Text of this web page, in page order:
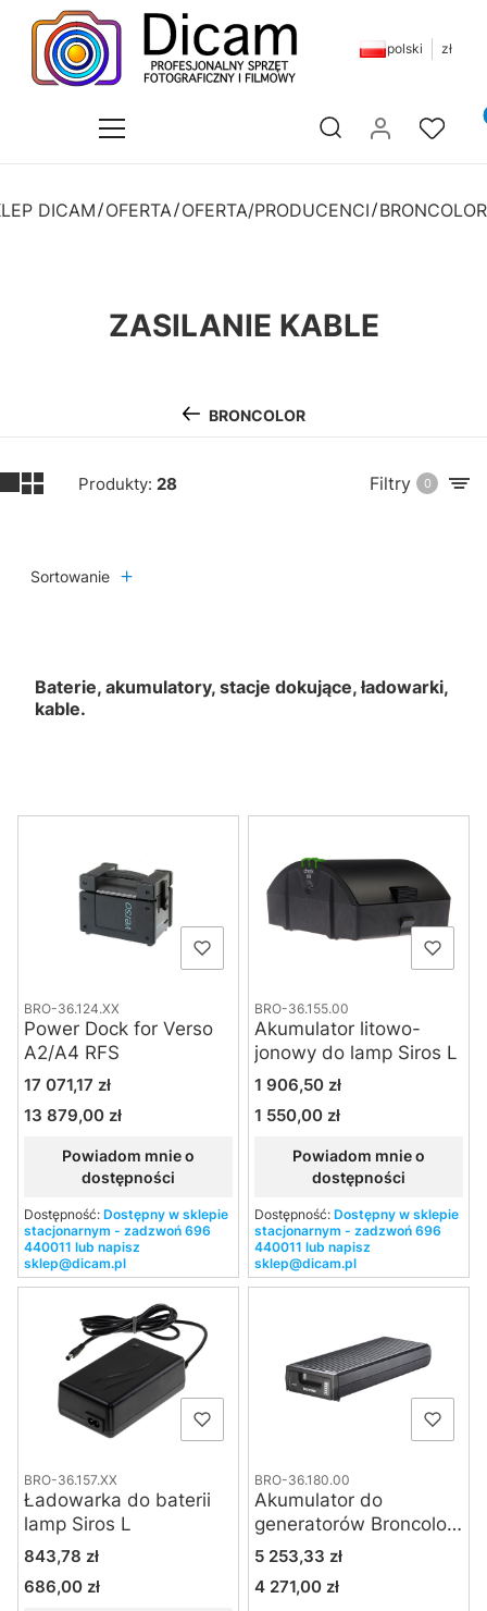
polski zł
Otwórz wyszukiwarkę
DICAM OFERTA OFERTA/PRODUCENCI BRONCOLOR
ZASILANIE KABLE
BRONCOLOR
Produkty: 28 Filtry 0
Sortowanie
Baterie, akumulatory, stacje dokujące, ładowarki,
kable.
BRO-36.124.XX
Power Dock for Verso
A2/A4 RFS
Cena
17 071,17 zł
Cena
13 879,00 zł
Powiadom mnie o
dostępności
Dostępność: Dostępny w sklepie
stacjonarnym - zadzwoń 696
440011 lub napisz
sklep@dicam.pl
BRO-36.155.00
Akumulator litowo-
jonowy do lamp Siros L
Cena
1 906,50 zł
Cena
1 550,00 zł
Powiadom mnie o
dostępności
Dostępność: Dostępny w sklepie
stacjonarnym - zadzwoń 696
440011 lub napisz
sklep@dicam.pl
BRO-36.157.XX
Ładowarka do baterii
lamp Siros L
Cena
843,78 zł
Cena
686,00 zł
BRO-36.180.00
Akumulator do
generatorów Broncolor
Satos
Cena
5 253,33 zł
Cena
4 271,00 zł